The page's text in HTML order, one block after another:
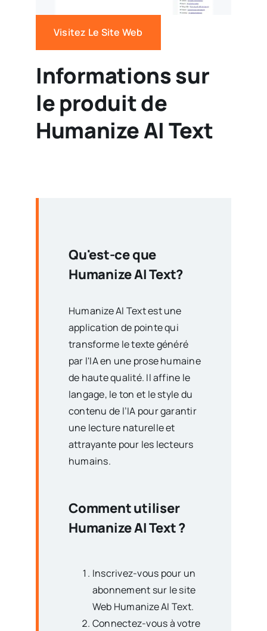
Visitez Le Site Web
Informations sur
le produit de
Humanize AI Text
Qu'est-ce que
Humanize AI Text?
Humanize AI Text est une
application de pointe qui
transforme le texte généré
par l'IA en une prose humaine
de haute qualité. Il affine le
langage, le ton et le style du
contenu de l’IA pour garantir
une lecture naturelle et
attrayante pour les lecteurs
humains.
Comment utiliser
Humanize AI Text ?
Inscrivez-vous pour un
abonnement sur le site
Web Humanize AI Text.
Connectez-vous à votre